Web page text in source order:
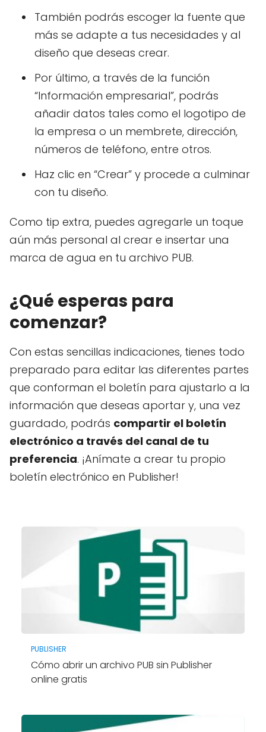
También podrás escoger la fuente que
más se adapte a tus necesidades y al
diseño que deseas crear.
Por último, a través de la función
“Información empresarial”, podrás
añadir datos tales como el logotipo de
la empresa o un membrete, dirección,
números de teléfono, entre otros.
Haz clic en “Crear” y procede a culminar
con tu diseño.
Como tip extra, puedes agregarle un toque
aún más personal al crear e insertar una
marca de agua en tu archivo PUB.
¿Qué esperas para
comenzar?
Con estas sencillas indicaciones, tienes todo
preparado para editar las diferentes partes
que conforman el boletín para ajustarlo a la
información que deseas aportar y, una vez
guardado, podrás compartir el boletín
electrónico a través del canal de tu
preferencia. ¡Anímate a crear tu propio
boletín electrónico en Publisher!
PUBLISHER
Cómo abrir un archivo PUB sin Publisher
online gratis